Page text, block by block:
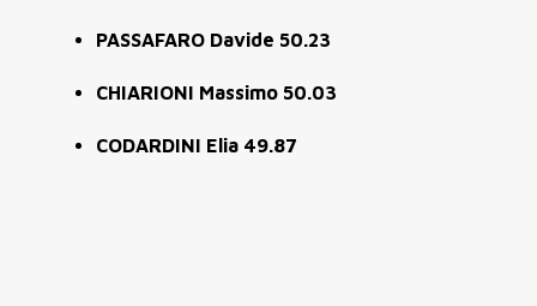
PASSAFARO Davide 50.23
CHIARIONI Massimo 50.03
CODARDINI Elia 49.87